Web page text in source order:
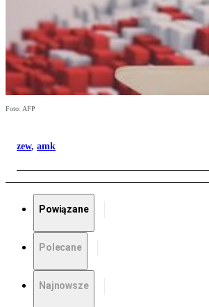
Foto: AFP
zew, amk
Powiązane
Polecane
Najnowsze